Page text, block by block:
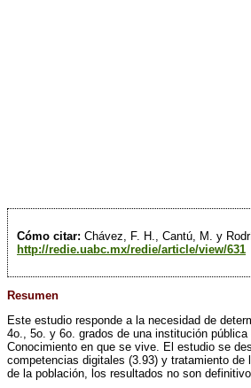
Cómo citar: Chávez, F. H., Cantú, M. y
http://redie.uabc.mx/redie/article/view/631
Resumen
Este estudio responde a la necesidad de
4o., 5o. y 6o. grados de una institución
Conocimiento en que se vive. El estudio se
competencias digitales (3.93) y tratamiento
de la población, los resultados no son